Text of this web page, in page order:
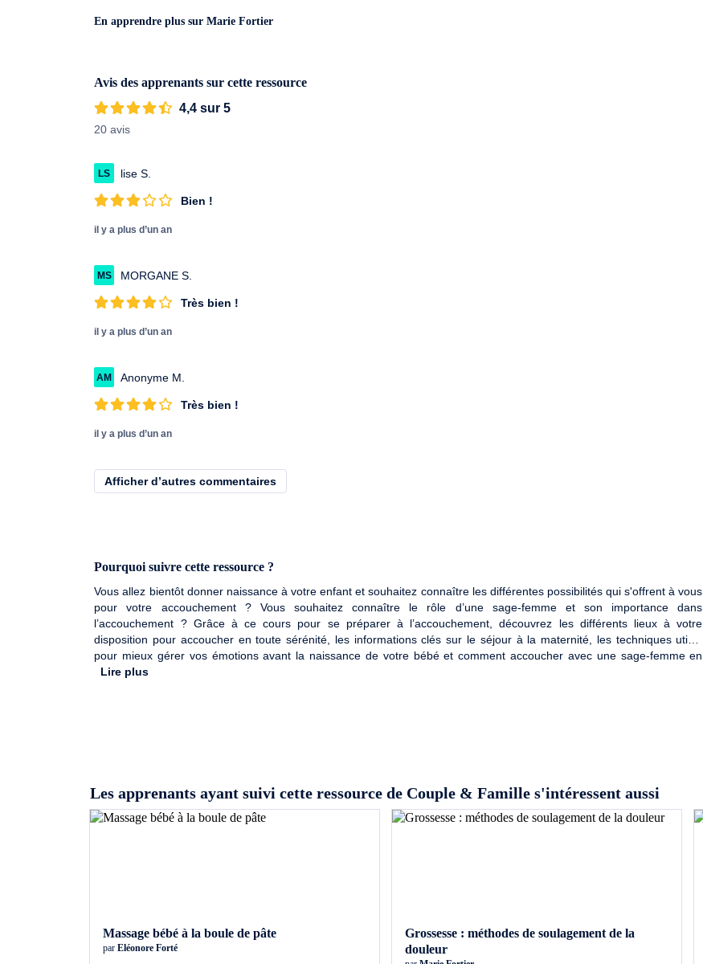
En apprendre plus sur Marie Fortier
Avis des apprenants sur cette ressource
4,4 sur 5
20 avis
LS lise S.
Bien !
il y a plus d’un an
MS MORGANE S.
Très bien !
il y a plus d’un an
AM Anonyme M.
Très bien !
il y a plus d’un an
Afficher d’autres commentaires
Pourquoi suivre cette ressource ?
Vous allez bientôt donner naissance à votre enfant et souhaitez connaître les différentes possibilités qui s'offrent à vous
pour votre accouchement ? Vous souhaitez connaître le rôle d’une sage-femme et son importance dans
l’accouchement ? Grâce à ce cours pour se préparer à l’accouchement, découvrez les différents lieux à votre
disposition pour accoucher en toute sérénité, les informations clés sur le séjour à la maternité, les techniques utiles
pour mieux gérer vos émotions avant la naissance de votre bébé et comment accoucher avec une sage-femme en
toute tranquillité.
Lire plus
Les apprenants ayant suivi cette ressource de Couple & Famille s'intéressent aussi
Massage bébé à la boule de pâte
par Eléonore Forté
Grossesse : méthodes de soulagement de la
douleur